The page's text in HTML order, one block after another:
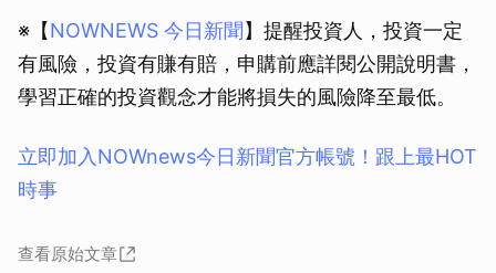
※【NOWNEWS 今日新聞】提醒投資人，投資一定
有風險，投資有賺有賠，申購前應詳閱公開說明書，
學習正確的投資觀念才能將損失的風險降至最低。
立即加入NOWnews今⽇新聞官⽅帳號！跟上最HOT
時事
查看原始文章